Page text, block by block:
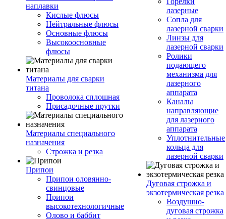
наплавки
Кислые флюсы
Нейтральные флюсы
Основные флюсы
Высокоосновные
флюсы
Материалы для сварки
титана
Проволока сплошная
Присадочные прутки
Материалы специального
назначения
Строжка и резка
Припои
Припои оловянно-
свинцовые
Припои
высокотехнологичные
Олово и баббит
лазерные
Сопла для
лазерной сварки
Линзы для
лазерной сварки
Ролики
подающего
механизма для
лазерного
аппарата
Каналы
направляющие
для лазерного
аппарата
Уплотнительные
кольца для
лазерной сварки
Дуговая строжка и
экзотермическая резка
Воздушно-
дуговая строжка